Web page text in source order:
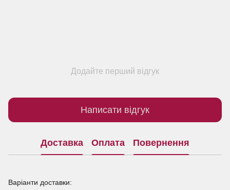
Додайте перший відгук
Написати відгук
Доставка Оплата Повернення
Варіанти доставки: